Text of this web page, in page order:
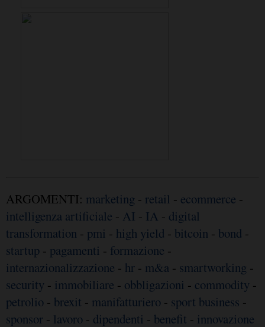
ARGOMENTI: marketing - retail - ecommerce -
intelligenza artificiale - AI - IA - digital
transformation - pmi - high yield - bitcoin - bond -
startup - pagamenti - formazione -
internazionalizzazione - hr - m&a - smartworking -
security - immobiliare - obbligazioni - commodity -
petrolio - brexit - manifatturiero - sport business -
sponsor - lavoro - dipendenti - benefit - innovazione